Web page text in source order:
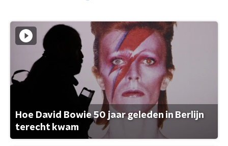
Hoe David Bowie 50 jaar geleden in Berlijn
terecht kwam